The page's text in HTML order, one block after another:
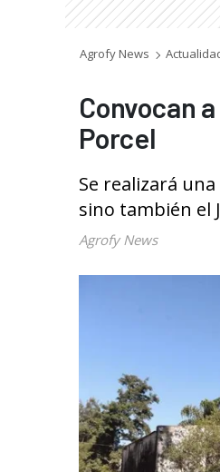
Agrofy News
Convocan
Porcel
Se realizará
sino también el
Agrofy News